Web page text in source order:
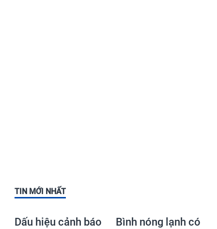
TIN MỚI NHẤT
Dấu hiệu cảnh báo
Bình nóng lạnh có